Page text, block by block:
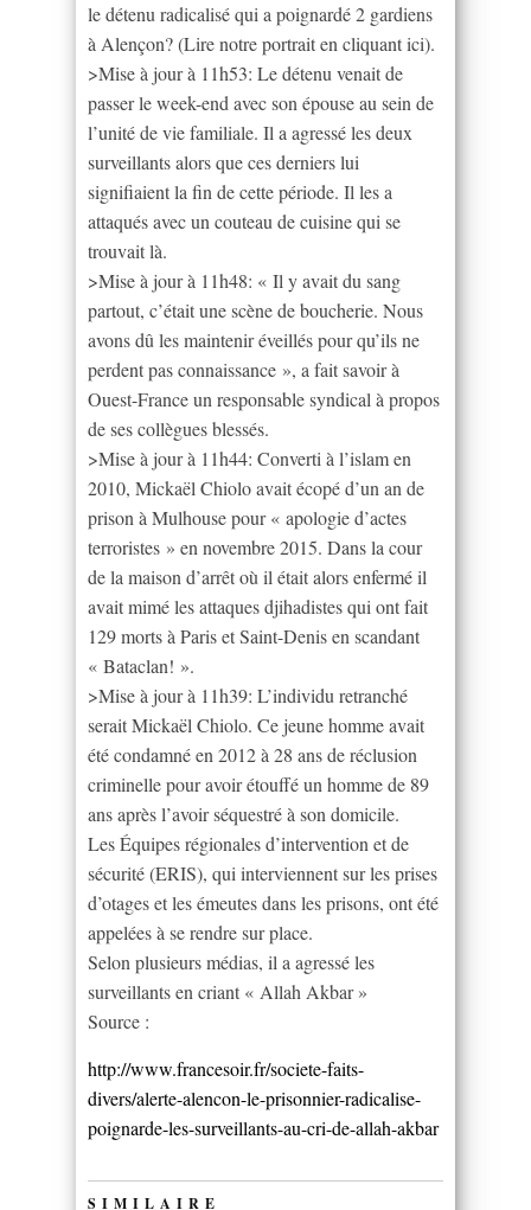
le détenu radicalisé qui a poignardé 2 gardiens
à Alençon? (Lire notre portrait en cliquant ici).
>Mise à jour à 11h53: Le détenu venait de
passer le week-end avec son épouse au sein de
l’unité de vie familiale. Il a agressé les deux
surveillants alors que ces derniers lui
signifiaient la fin de cette période. Il les a
attaqués avec un couteau de cuisine qui se
trouvait là.
>Mise à jour à 11h48: « Il y avait du sang
partout, c’était une scène de boucherie. Nous
avons dû les maintenir éveillés pour qu’ils ne
perdent pas connaissance », a fait savoir à
Ouest-France un responsable syndical à propos
de ses collègues blessés.
>Mise à jour à 11h44: Converti à l’islam en
2010, Mickaël Chiolo avait écopé d’un an de
prison à Mulhouse pour « apologie d’actes
terroristes » en novembre 2015. Dans la cour
de la maison d’arrêt où il était alors enfermé il
avait mimé les attaques djihadistes qui ont fait
129 morts à Paris et Saint-Denis en scandant
« Bataclan! ».
>Mise à jour à 11h39: L’individu retranché
serait Mickaël Chiolo. Ce jeune homme avait
été condamné en 2012 à 28 ans de réclusion
criminelle pour avoir étouffé un homme de 89
ans après l’avoir séquestré à son domicile.
Les Équipes régionales d’intervention et de
sécurité (ERIS), qui interviennent sur les prises
d’otages et les émeutes dans les prisons, ont été
appelées à se rendre sur place.
Selon plusieurs médias, il a agressé les
surveillants en criant « Allah Akbar »
Source :
http://www.francesoir.fr/societe-faits-
divers/alerte-alencon-le-prisonnier-radicalise-
poignarde-les-surveillants-au-cri-de-allah-akbar
SIMILAIRE